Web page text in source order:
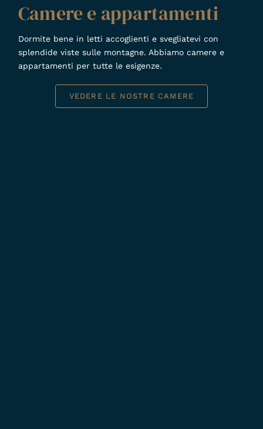
Camere e appartamenti
Dormite bene in letti accoglienti e svegliatevi con
splendide viste sulle montagne. Abbiamo camere e
appartamenti per tutte le esigenze.
VEDERE LE NOSTRE CAMERE